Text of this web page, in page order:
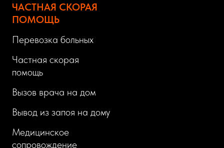
ЧАСТНАЯ СКОРАЯ
ПОМОЩЬ
Перевозка больных
Частная скорая
помощь
Вызов врача на дом
Вывод из запоя на дому
Медицинское
сопровождение